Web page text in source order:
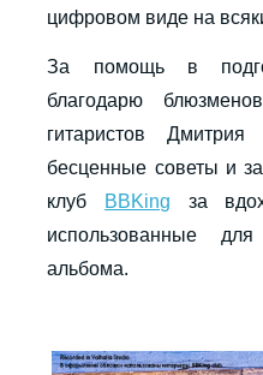
цифровом виде на
За помощь в
благодарю
гитаристов
бесценные советы и
клуб
BBKing за
использованные
альбома.